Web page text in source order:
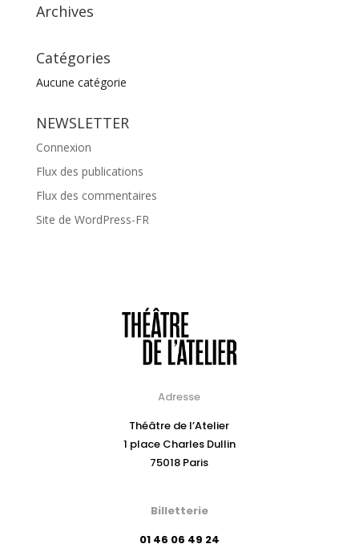
Archives
Catégories
Aucune catégorie
NEWSLETTER
Connexion
Flux des publications
Flux des commentaires
Site de WordPress-FR
Adresse
Théâtre de l’Atelier
1 place Charles Dullin
75018 Paris
Billetterie
01 46 06 49 24